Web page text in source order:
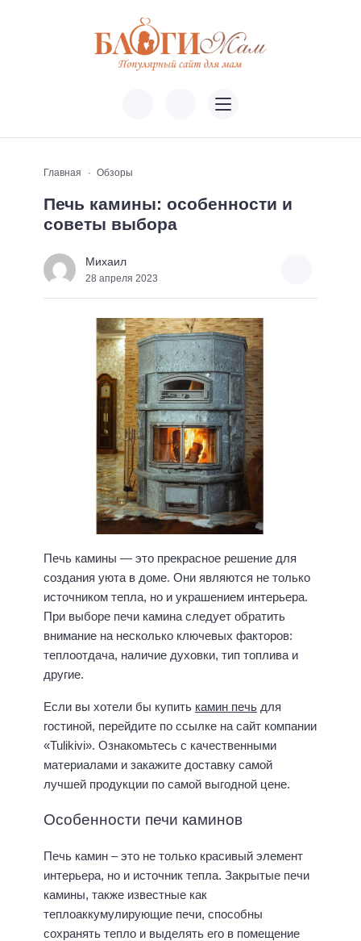
Главная Обзоры
Печь камины: особенности и
советы выбора
Михаил
28 апреля 2023
Печь камины — это прекрасное решение для
создания уюта в доме. Они являются не только
источником тепла, но и украшением интерьера.
При выборе печи камина следует обратить
внимание на несколько ключевых факторов:
теплоотдача, наличие духовки, тип топлива и
другие.
Если вы хотели бы купить камин печь для
гостиной, перейдите по ссылке на сайт компании
«Tulikivi». Ознакомьтесь с качественными
материалами и закажите доставку самой
лучшей продукции по самой выгодной цене.
Особенности печи каминов
Печь камин – это не только красивый элемент
интерьера, но и источник тепла. Закрытые печи
камины, также известные как
теплоаккумулирующие печи, способны
сохранять тепло и выделять его в помещение